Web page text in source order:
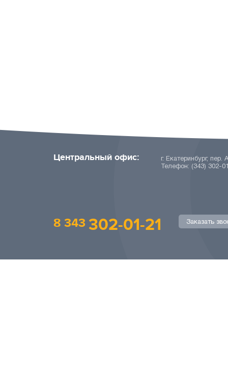
Центральный офис:
г. Екатеринбург,
Телефон: (343) 302-
8 343 302-01-21 Заказать